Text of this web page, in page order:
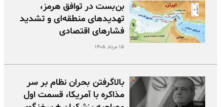
بن‌بست در توافق هرمز،
تهدیدهای منطقه‌ای و تشدید
فشارهای اقتصادی
۱۵ مرداد ۱۴۰۵
بالا‌گرفتن بحران نظام بر سر
مذاکره با آمریکا، قسمت اول